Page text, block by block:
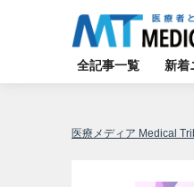
全記事一覧 新着
医療メディア Medical